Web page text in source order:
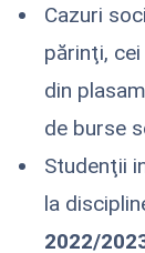
Cazuri
părinţi,
din
de burse
Studenţii
la
2022/